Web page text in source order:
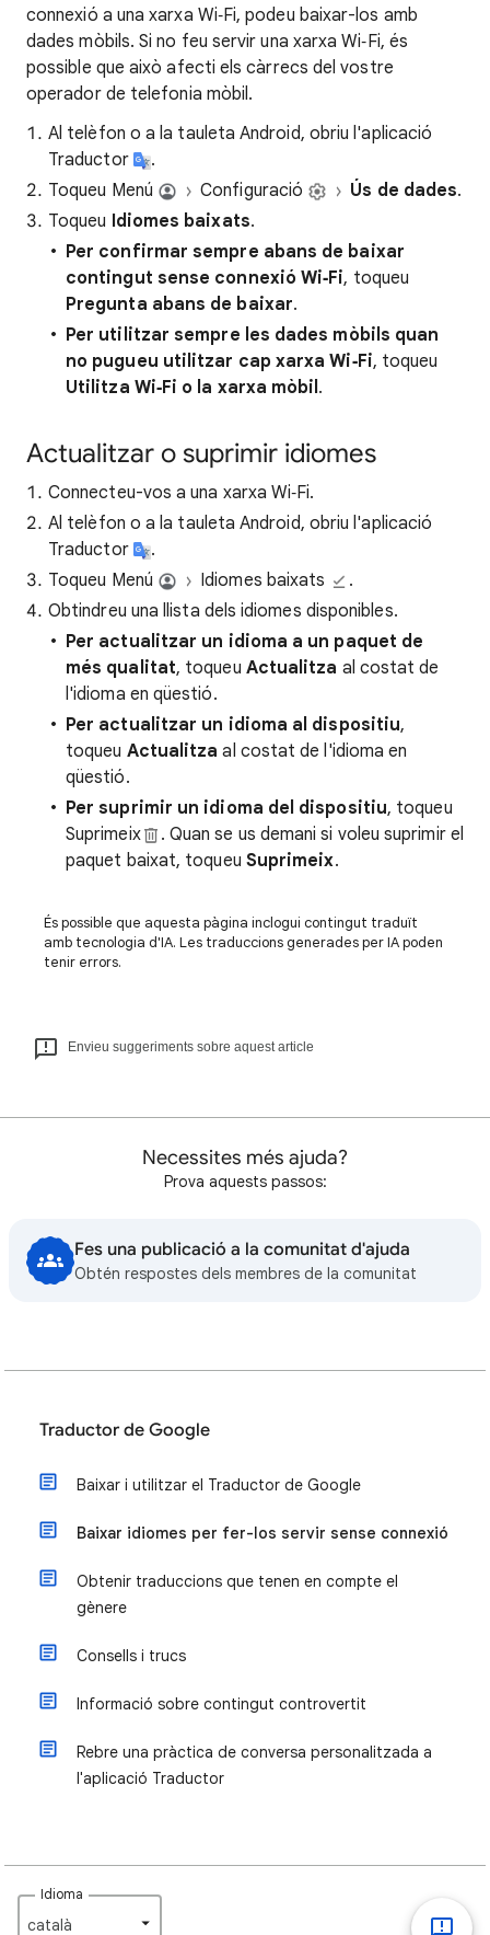
connexió a una xarxa Wi‑Fi, podeu baixar-los amb
dades mòbils. Si no feu servir una xarxa Wi‑Fi, és
possible que això afecti els càrrecs del vostre
operador de telefonia mòbil.
Al telèfon o a la tauleta Android, obriu l'aplicació
Traductor
.
Toqueu Menú
Configuració Ús de dades.
Toqueu Idiomes baixats.
Per confirmar sempre abans de baixar
contingut sense connexió Wi‑Fi, toqueu
Pregunta abans de baixar.
Per utilitzar sempre les dades mòbils quan
no pugueu utilitzar cap xarxa Wi‑Fi, toqueu
Utilitza Wi‑Fi o la xarxa mòbil.
Actualitzar o suprimir idiomes
Connecteu-vos a una xarxa Wi‑Fi.
Al telèfon o a la tauleta Android, obriu l'aplicació
Traductor
.
Toqueu Menú
Idiomes baixats
.
Obtindreu una llista dels idiomes disponibles.
Per actualitzar un idioma a un paquet de
més qualitat, toqueu Actualitza al costat de
l'idioma en qüestió.
Per actualitzar un idioma al dispositiu,
toqueu Actualitza al costat de l'idioma en
qüestió.
Per suprimir un idioma del dispositiu, toqueu
Suprimeix
. Quan se us demani si voleu suprimir el
paquet baixat, toqueu Suprimeix.
És possible que aquesta pàgina inclogui contingut traduït
amb tecnologia d'IA. Les traduccions generades per IA poden
tenir errors.
Envieu suggeriments sobre aquest article
Necessites més ajuda?
Prova aquests passos:
Fes una publicació a la comunitat d'ajuda
Obtén respostes dels membres de la comunitat
Traductor de Google
Baixar i utilitzar el Traductor de Google
Baixar idiomes per fer-los servir sense connexió
Obtenir traduccions que tenen en compte el
gènere
Consells i trucs
Informació sobre contingut controvertit
Rebre una pràctica de conversa personalitzada a
l'aplicació Traductor
Idioma
català‎